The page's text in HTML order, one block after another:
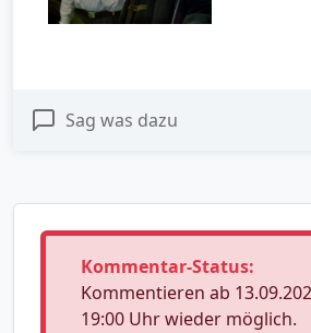
Sag was dazu
Kommentar-Status:
Kommentieren ab
19:00 Uhr wieder möglich.